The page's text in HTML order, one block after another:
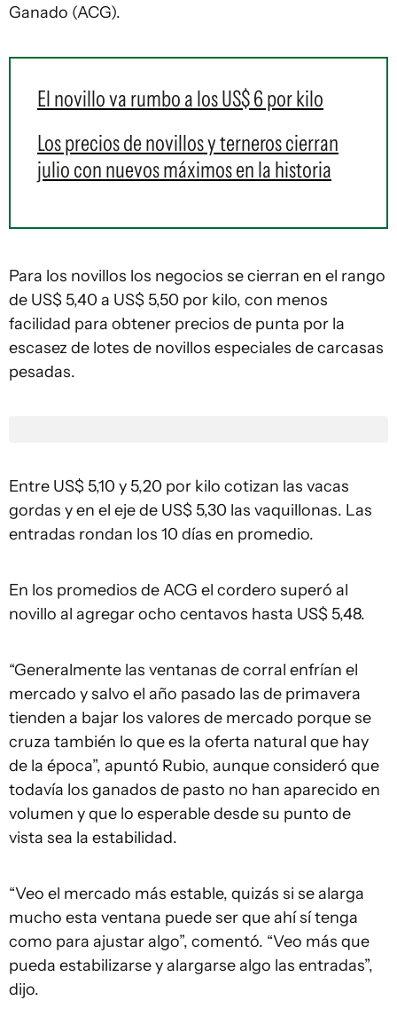
Ganado (ACG).
El novillo va rumbo a los US$ 6 por kilo
Los precios de novillos y terneros cierran
julio con nuevos máximos en la historia
Para los novillos los negocios se cierran en el rango
de US$ 5,40 a US$ 5,50 por kilo, con menos
facilidad para obtener precios de punta por la
escasez de lotes de novillos especiales de carcasas
pesadas.
Entre US$ 5,10 y 5,20 por kilo cotizan las vacas
gordas y en el eje de US$ 5,30 las vaquillonas. Las
entradas rondan los 10 días en promedio.
En los promedios de ACG el cordero superó al
novillo al agregar ocho centavos hasta US$ 5,48.
“Generalmente las ventanas de corral enfrían el
mercado y salvo el año pasado las de primavera
tienden a bajar los valores de mercado porque se
cruza también lo que es la oferta natural que hay
de la época”, apuntó Rubio, aunque consideró que
todavía los ganados de pasto no han aparecido en
volumen y que lo esperable desde su punto de
vista sea la estabilidad.
“Veo el mercado más estable, quizás si se alarga
mucho esta ventana puede ser que ahí sí tenga
como para ajustar algo”, comentó. “Veo más que
pueda estabilizarse y alargarse algo las entradas”,
dijo.